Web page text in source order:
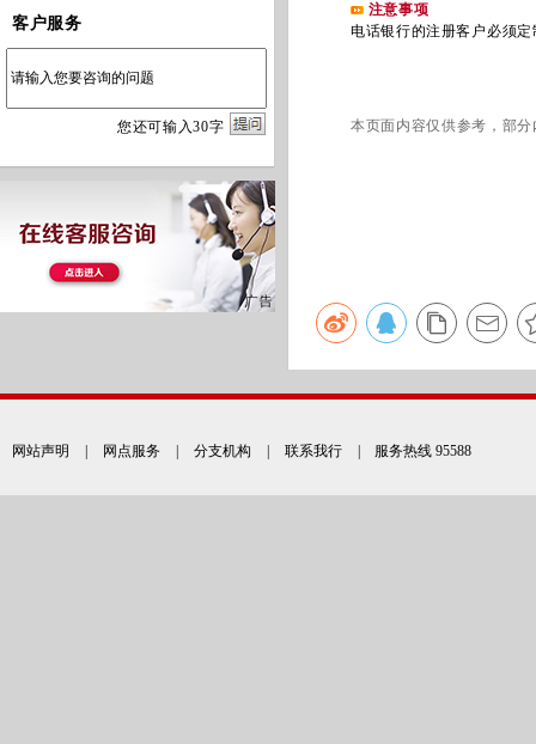
客户服务
您还可输入30字
注意事项
电话银行的注册客户必须定
本页面内容仅供参考，部
网站声明 网点服务 分支机构 联系我行 | 服务热线 95588